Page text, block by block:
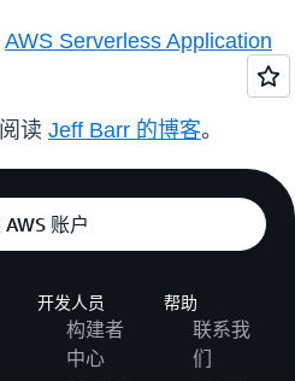
AWS Serverless Application
读 Jeff Barr 的博客。
账户
开发人员
构建者
中心
帮助
联系我
们